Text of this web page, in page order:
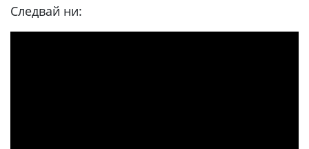
Следвай ни: